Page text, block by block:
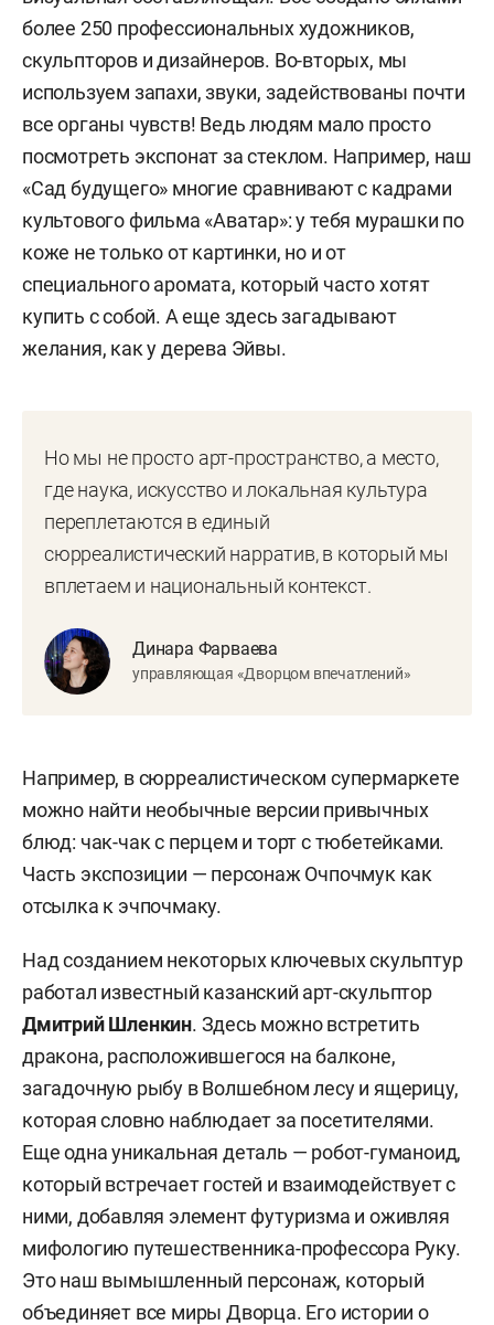
более 250 профессиональных художников,
скульпторов и дизайнеров. Во-вторых, мы
используем запахи, звуки, задействованы почти
все органы чувств! Ведь людям мало просто
посмотреть экспонат за стеклом. Например, наш
«Сад будущего» многие сравнивают с кадрами
культового фильма «Аватар»: у тебя мурашки по
коже не только от картинки, но и от
специального аромата, который часто хотят
купить с собой. А еще здесь загадывают
желания, как у дерева Эйвы.
Но мы не просто арт-пространство, а место,
где наука, искусство и локальная культура
переплетаются в единый
сюрреалистический нарратив, в который мы
вплетаем и национальный контекст.
Динара Фарваева
управляющая «Дворцом впечатлений»
Например, в сюрреалистическом супермаркете
можно найти необычные версии привычных
блюд: чак-чак с перцем и торт с тюбетейками.
Часть экспозиции — персонаж Очпочмук как
отсылка к эчпочмаку.
Над созданием некоторых ключевых скульптур
работал известный казанский арт-скульптор
Дмитрий Шленкин. Здесь можно встретить
дракона, расположившегося на балконе,
загадочную рыбу в Волшебном лесу и ящерицу,
которая словно наблюдает за посетителями.
Еще одна уникальная деталь — робот-гуманоид,
который встречает гостей и взаимодействует с
ними, добавляя элемент футуризма и оживляя
мифологию путешественника-профессора Руку.
Это наш вымышленный персонаж, который
объединяет все миры Дворца. Его истории о